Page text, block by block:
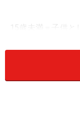
15歳未満＝子供と
鶴見区に続く2位
見区の「子供人口